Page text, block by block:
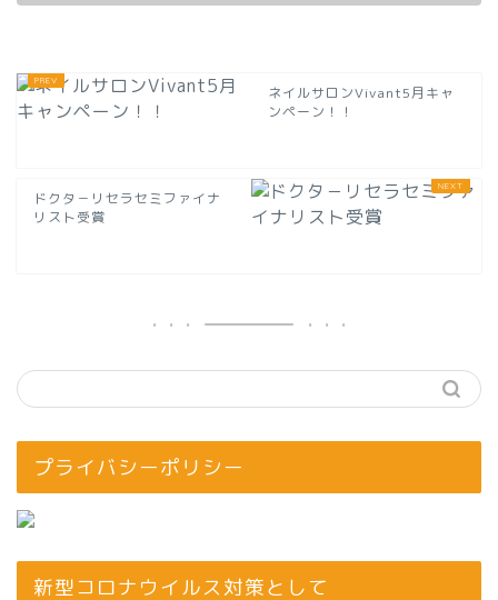
ネイルサロンVivant5月キャ
ンペーン！！
ドクタ－リセラセミファイナ
リスト受賞
プライバシーポリシー
新型コロナウイルス対策として